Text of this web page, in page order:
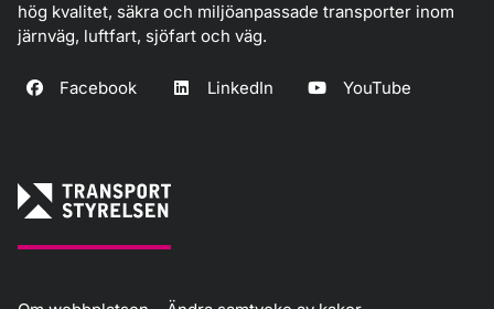
hög kvalitet, säkra och miljöanpassade transporter inom
järnväg, luftfart, sjöfart och väg.
Facebook LinkedIn YouTube